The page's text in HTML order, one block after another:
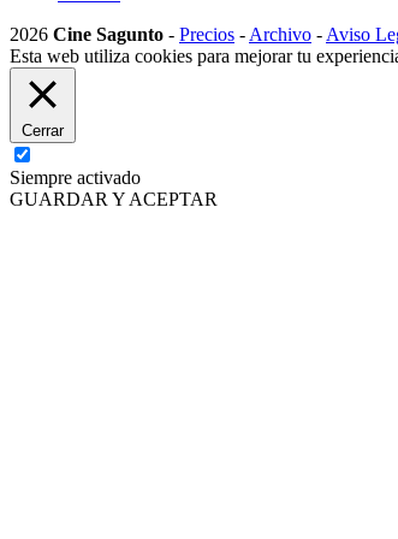
2026 Cine Sagunto - Precios - Archivo - Aviso
Esta web utiliza cookies para mejorar tu
Cerrar
Siempre activado
GUARDAR Y ACEPTAR